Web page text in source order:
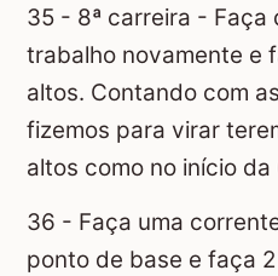
35 - 8ª carreira -
trabalho novamente e
altos. Contando com
fizemos para virar
altos como no início da
36 - Faça uma
ponto de base e faça